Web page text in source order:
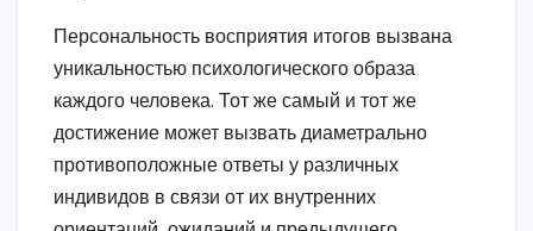
Персональность восприятия итогов вызвана
уникальностью психологического образа
каждого человека. Тот же самый и тот же
достижение может вызвать диаметрально
противоположные ответы у различных
индивидов в связи от их внутренних